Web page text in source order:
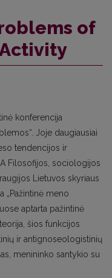
of
konferencija
Joje daugiausiai
tendencijos ir
Filosofijos, sociologijos
Lietuvos skyriaus
„Pažintinė meno
aptarta pažintinė
šios funkcijos
ir antignoseologistinių
menininko santykio su